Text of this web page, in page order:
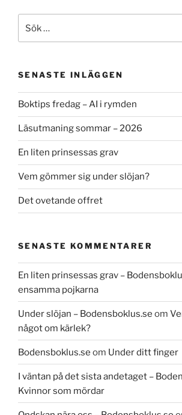
efter:
SENASTE INLÄGGEN
Boktips fredag – AI i rymden
Läsutmaning sommar – 2026
En liten prinsessas grav
Vem gömmer sig under slöjan?
Det ovetande offret
SENASTE KOMMENTARER
En liten prinsessas grav –
ensamma pojkarna
Under slöjan – Bodensboklus.se om
något om kärlek?
Bodensboklus.se om Under ditt finger
I väntan på det sista andetaget –
Kvinnor som mördar